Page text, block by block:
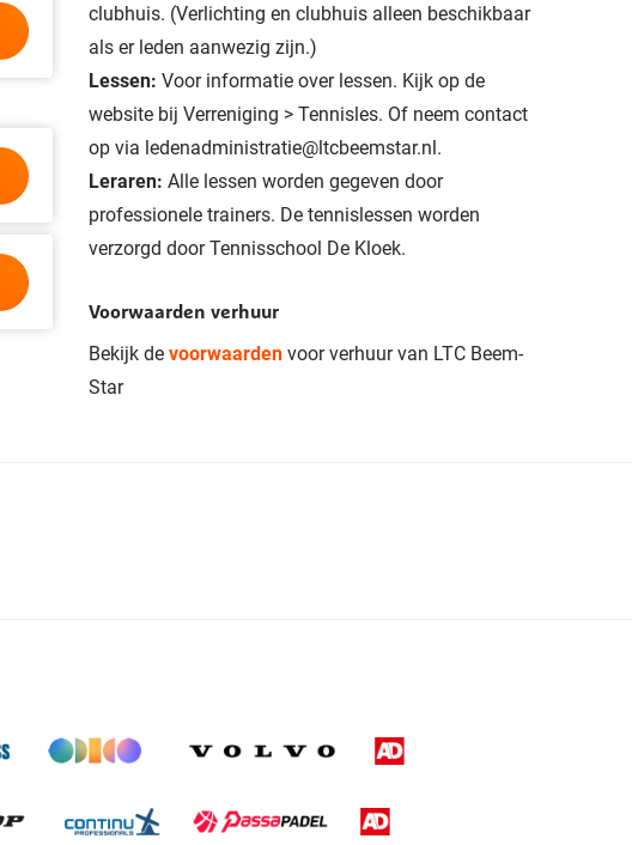
clubhuis. (Verlichting en clubhuis alleen beschikbaar
als er leden aanwezig zijn.)
Lessen: Voor informatie over lessen. Kijk op de
website bij Verreniging > Tennisles. Of neem contact
op via ledenadministratie@ltcbeemstar.nl.
Leraren: Alle lessen worden gegeven door
professionele trainers. De tennislessen worden
verzorgd door Tennisschool De Kloek.
Voorwaarden verhuur
Bekijk de voorwaarden voor verhuur van LTC Beem-
Star